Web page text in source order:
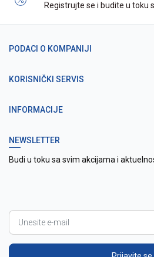
Registrujte se i budite u toku
PODACI O KOMPANIJI
KORISNIČKI SERVIS
INFORMACIJE
NEWSLETTER
Budi u toku sa svim akcijama i